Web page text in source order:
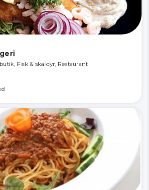
Fisk & skaldyr, Restaurant